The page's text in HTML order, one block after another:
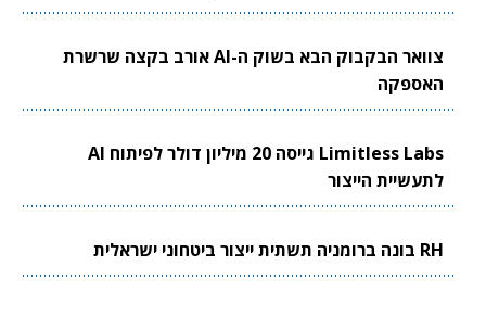
צוואר הבקבוק הבא בשוק ה-AI אורב בקצה שרשרת
האספקה
Limitless Labs גייסה 20 מיליון דולר לפיתוח AI
לתעשיית הייצור
RH בונה ברומניה תשתית ייצור ביטחוני ישראלית